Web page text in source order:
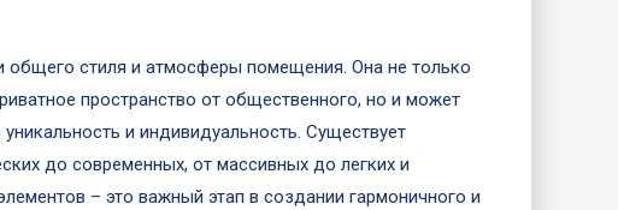
стиля и атмосферы помещения. Она не только
пространство от общественного, но и может
и индивидуальность. Существует
до современных, от массивных до легких и
– это важный этап в создании гармоничного и